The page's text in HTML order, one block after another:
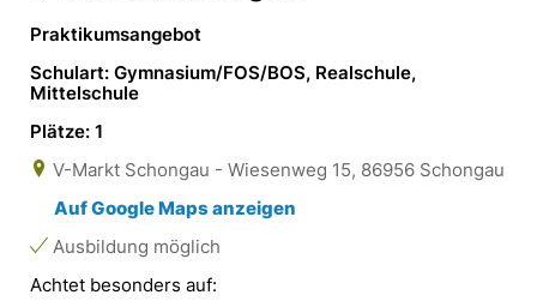
Praktikumsangebot
Schulart: Gymnasium/FOS/BOS, Realschule,
Mittelschule
Plätze: 1
V-Markt Schongau - Wiesenweg 15, 86956 Schongau
Auf Google Maps anzeigen
Ausbildung möglich
Achtet besonders auf: